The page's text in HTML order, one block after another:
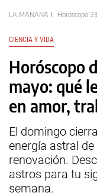
LA MAÑANA Horóscopo
CIENCIA Y VIDA
Horóscopo
mayo: qué
en amor,
El domingo
energía astral
renovación.
astros para tu
semana.